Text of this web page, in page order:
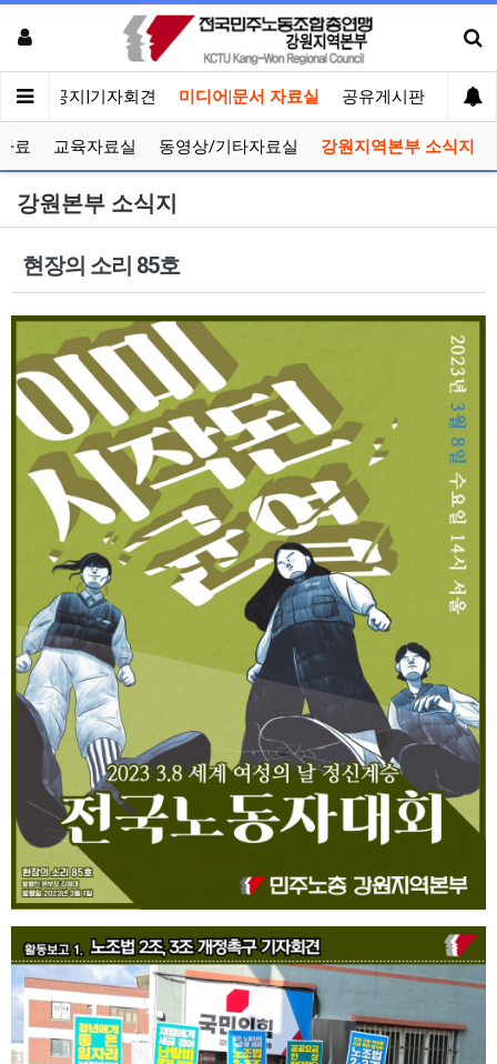
인 공지|기자회견 미디어|문서 자료실 공유게시판 선거
료 교육자료실 동영상/기타자료실 강원지역본부 소식지
강원본부 소식지
현장의 소리 85호